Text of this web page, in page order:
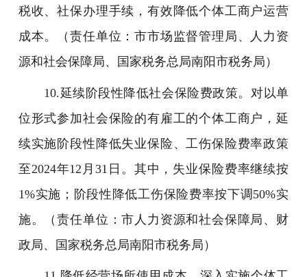
税收、社保办理手续，有效降低个体工商户运营
成本。（责任单位：市市场监督管理局、人力资
源和社会保障局、国家税务总局南阳市税务局）
10.延续阶段性降低社会保险费政策。对以单
位形式参加社会保险的有雇工的个体工商户，延
续实施阶段性降低失业保险、工伤保险费率政策
至2024年12月31日。其中，失业保险费率继续按
1%实施；阶段性降低工伤保险费率按下调50%实
施。（责任单位：市人力资源和社会保障局、财
政局、国家税务总局南阳市税务局）